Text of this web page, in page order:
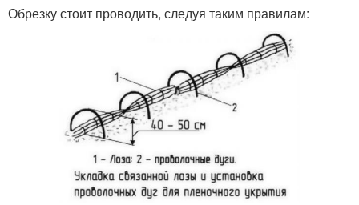
Обрезку стоит проводить, следуя таким правилам: